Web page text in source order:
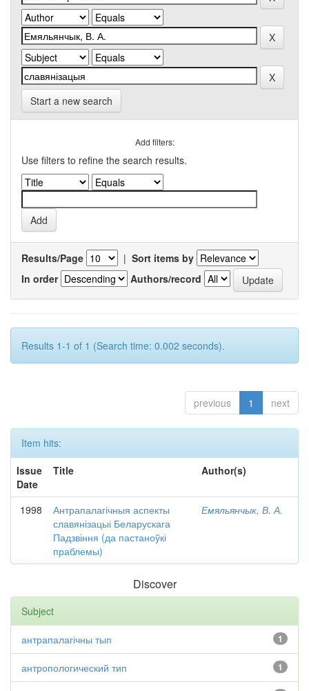
Start a new search
Add filters:
Use filters to refine the search results.
Results/Page | Sort items by
In order
Authors/record
Results 1-1 of 1 (Search time: 0.002 seconds).
previous 1 next
Item hits:
Issue
Date
Title Author(s)
1998
Антрапалагічныя аспекты
славянізацыі Беларускага
Падзвіння (да пастаноўкі
праблемы)
Емяльянчык, В. А.
Discover
Subject
1
антрапалагічны тып
1
антропологический тип